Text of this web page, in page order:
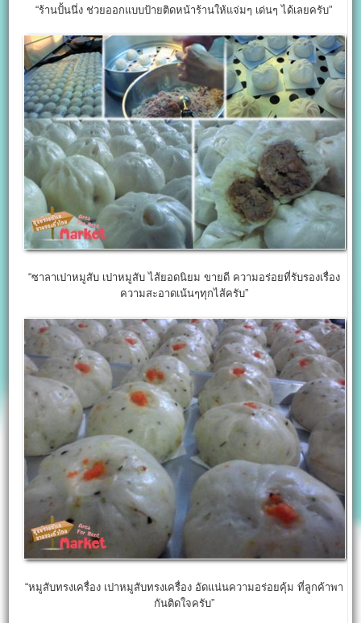
“ร้านปั้นนึ่ง ช่วยออกแบบป้ายติดหน้าร้านให้แจ่มๆ เด่นๆ ได้เลยครับ”
“ซาลาเปาหมูสับ เปาหมูสับ ไส้ยอดนิยม ขายดี ความอร่อยที่รับรองเรื่อง
ความสะอาดเน้นๆทุกไส้ครับ”
“หมูสับทรงเครื่อง เปาหมูสับทรงเครื่อง อัดแน่นความอร่อยคุ้ม ที่ลูกค้าพา
กันติดใจครับ”